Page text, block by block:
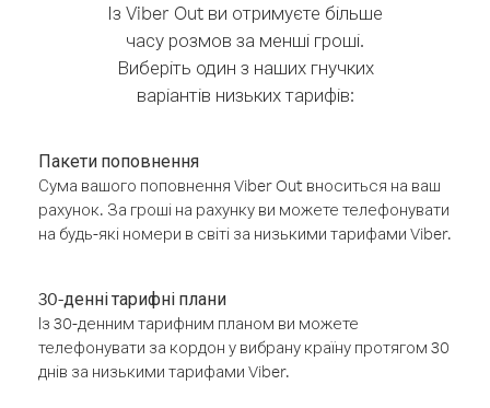
Із Viber Out ви отримуєте більше
часу розмов за менші гроші.
Виберіть один з наших гнучких
варіантів низьких тарифів:
Пакети поповнення
Сума вашого поповнення Viber Out вноситься на ваш
рахунок. За гроші на рахунку ви можете телефонувати
на будь-які номери в світі за низькими тарифами Viber.
30-денні тарифні плани
Із 30-денним тарифним планом ви можете
телефонувати за кордон у вибрану країну протягом 30
днів за низькими тарифами Viber.